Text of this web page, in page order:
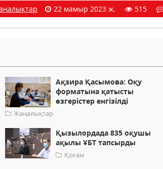
22 мамыр 2023 ж. 515
Ақзира Қасымова: Оқу
форматына қатысты
өзгерістер енгізілді
Жаңалықтар
Қызылордада 835 оқушы
ақылы ҰБТ тапсырды
Қоғам